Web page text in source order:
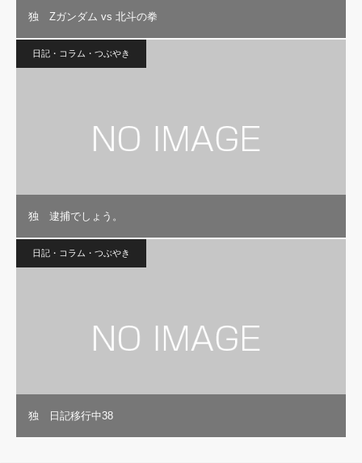
独 Zガンダム vs 北斗の拳
日記・コラム・つぶやき
独 逮捕でしょう。
日記・コラム・つぶやき
独 日記移行中38